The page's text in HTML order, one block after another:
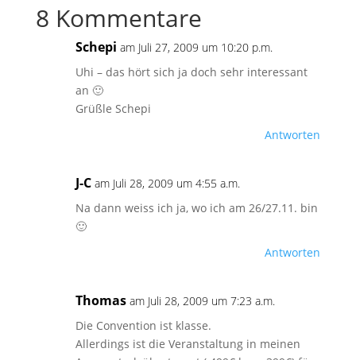
8 Kommentare
Schepi am Juli 27, 2009 um 10:20 p.m.
Uhi – das hört sich ja doch sehr interessant
an 🙂
Grüßle Schepi
Antworten
J-C am Juli 28, 2009 um 4:55 a.m.
Na dann weiss ich ja, wo ich am 26/27.11. bin
🙂
Antworten
Thomas am Juli 28, 2009 um 7:23 a.m.
Die Convention ist klasse.
Allerdings ist die Veranstaltung in meinen